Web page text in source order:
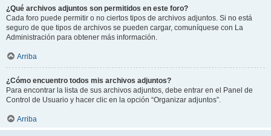
¿Qué archivos adjuntos son permitidos en este foro?
Cada foro puede permitir o no ciertos tipos de archivos adjuntos. Si no está
seguro de que tipos de archivos se pueden cargar, comuníquese con La
Administración para obtener más información.
Arriba
¿Cómo encuentro todos mis archivos adjuntos?
Para encontrar la lista de sus archivos adjuntos, debe entrar en el Panel de
Control de Usuario y hacer clic en la opción “Organizar adjuntos”.
Arriba